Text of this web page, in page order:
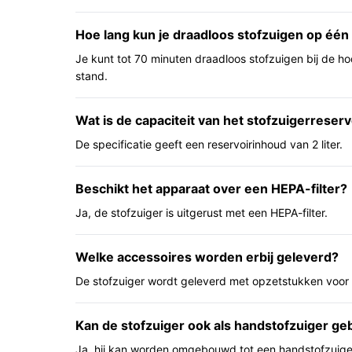
Belangrijkste voordelen
Deze punten zijn relevant vanuit dagelijks
Langere ononderbroken gebruiksduur: de
oppervlakken.
Relatief laag geluidsniveau: 58 dB biedt
Voor wie is dit geschikt?
Dit model past bij huishoudens die willen
relatief stil apparaat waardeert.
Als je direct toegang tot informatie over
opzetstukken meegeleverd worden nodig hebt,
Hoe lang kun je draadloos stofzuigen op
Je kunt tot 70 minuten draadloos stofzuigen bij de
stand.
Wat is de capaciteit van het
De specificatie geeft een reservoirinhoud van 2 liter.
Beschikt het apparaat over een HEPA-filter?
Ja, de stofzuiger is uitgerust met een HEPA-filter.
Welke accessoires worden erbij geleverd?
De stofzuiger wordt geleverd met opzetstukken voor
Kan de stofzuiger ook als handstofzuiger
Ja, hij kan worden omgebouwd tot een